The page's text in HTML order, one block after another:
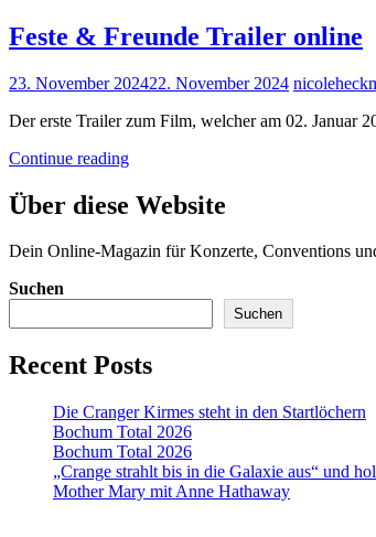
Feste & Freunde Trailer online
Posted
23. November 202422. November 2024
Der erste Trailer zum Film, welcher am 02. Januar
Continue readingFeste
Freunde
Trailer
Über diese Website
Dein Online-Magazin für Konzerte, Conventions
Suchen
Suchen
Recent Posts
Die Cranger Kirmes steht in den Startlöchern
Bochum Total 2026
Bochum Total 2026
„Crange strahlt bis in die Galaxie aus“ und
Mother Mary mit Anne Hathaway